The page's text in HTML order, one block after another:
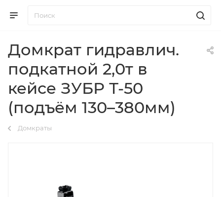
Домкрат гидравлич.
подкатной 2,0т в
кейсе ЗУБР Т-50
(подъём 130–380мм)
Домкраты